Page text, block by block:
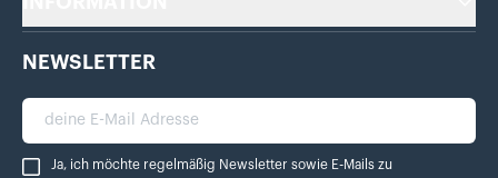
NEWSLETTER
deine E-Mail Adresse
Ja, ich möchte regelmäßig Newsletter sowie E-Mails zu Bewertungen von
Ja, ich möchte regelmäßig Newsletter sowie E-Mails zu